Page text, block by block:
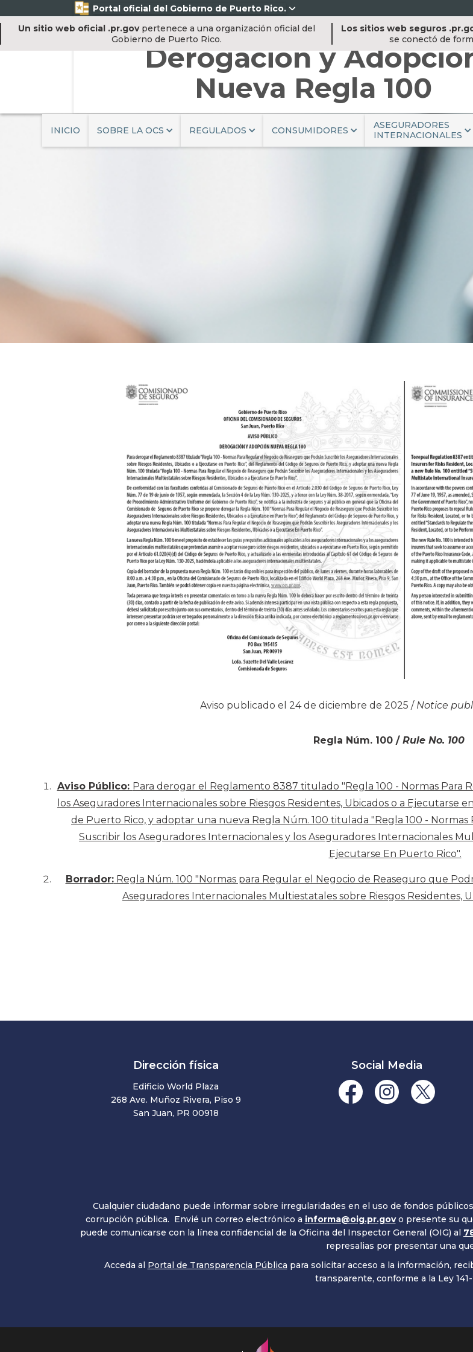
Portal oficial del Gobierno de Puerto Rico.
Un sitio web oficial .pr.govpertenece a una organización oficial del
Gobierno de Puerto Rico.
Los sitios web seguros
se conectó de
Derogación y
Nueva Regla 100
INICIO SOBRE LA OCS REGULADOS CONSUMIDORES
ASEGURADORES
INTERNACIONALES
Aviso publicado el 24 de diciembre de 2025 / Notice
Regla Núm. 100 / Rule No. 100
Aviso Público: Para derogar el Reglamento 8387 titulado "Regla 100 - Normas Para
los Aseguradores Internacionales sobre Riesgos Residentes, Ubicados o a
de Puerto Rico, y adoptar una nueva Regla Núm. 100 titulada "Regla 100 -
Suscribir los Aseguradores Internacionales y los Aseguradores Internacionales
Ejecutarse En Puerto Rico".
Borrador:Regla Núm. 100 "Normas para Regular el Negocio de Reaseguro que
Aseguradores Internacionales Multiestatales sobre Riesgos Residentes,
Dirección física
Edificio World Plaza
268 Ave. Muñoz Rivera, Piso 9
San Juan, PR 00918
Social Media
Cualquier ciudadano puede informar sobre irregularidades en el uso de fondos
corrupción pública. Envié un correo electrónico a informa@oig.pr.govo presente su
puede comunicarse con la línea confidencial de la Oficina del Inspector General (OIG) al
represalias por presentar una
Acceda al Portal de Transparencia Pública para solicitar acceso a la información,
transparente, conforme a la Ley 141-